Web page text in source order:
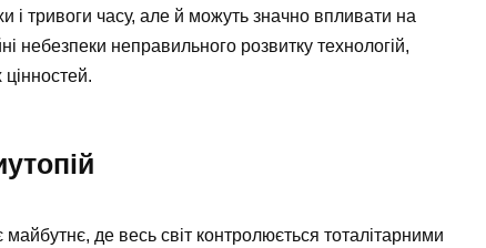
і тривоги часу, але й можуть значно впливати на
небезпеки неправильного розвитку технологій,
майбутнє, де весь світ контролюється тоталітарними